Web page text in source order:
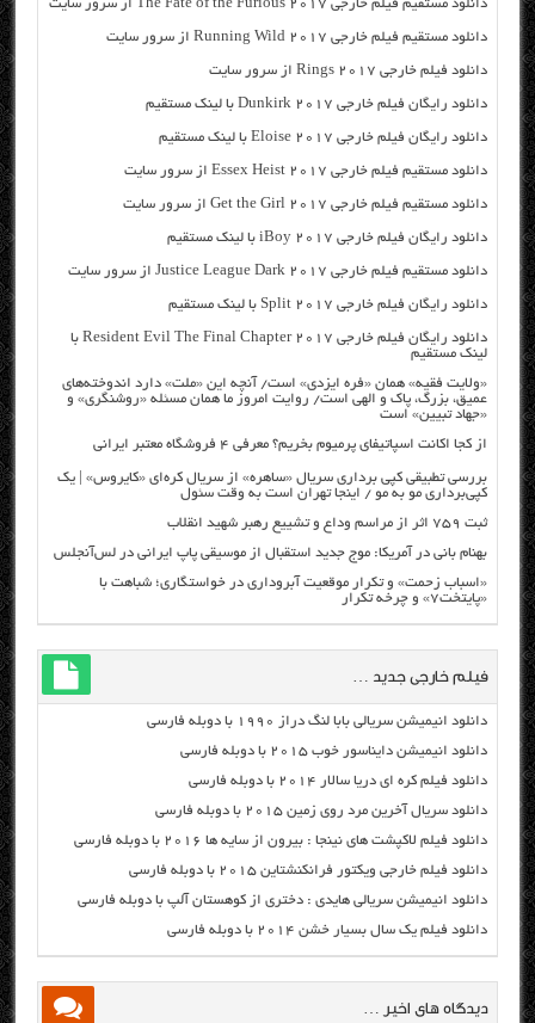
دانلود مستقیم فیلم خارجی The Fate of the Furious 2017 از سرور سایت
دانلود مستقیم فیلم خارجی Running Wild 2017 از سرور سایت
دانلود فیلم خارجی Rings 2017 از سرور سایت
دانلود رایگان فیلم خارجی Dunkirk 2017 با لینک مستقیم
دانلود رایگان فیلم خارجی Eloise 2017 با لینک مستقیم
دانلود مستقیم فیلم خارجی Essex Heist 2017 از سرور سایت
دانلود مستقیم فیلم خارجی Get the Girl 2017 از سرور سایت
دانلود رایگان فیلم خارجی iBoy 2017 با لینک مستقیم
دانلود مستقیم فیلم خارجی Justice League Dark 2017 از سرور سایت
دانلود رایگان فیلم خارجی Split 2017 با لینک مستقیم
دانلود رایگان فیلم خارجی Resident Evil The Final Chapter 2017 با
لینک مستقیم
«ولایت فقیه» همان «فره ایزدی» است/ آنچه این «ملت» دارد اندوخته‌های
عمیق، بزرگ، پاک و الهی است/ روایت امروز ما همان مسئله «روشنگری» و
«جهاد تبیین» است
از کجا اکانت اسپاتیفای پرمیوم بخریم؟ معرفی ۴ فروشگاه معتبر ایرانی
بررسی تطبیقی کپی برداری سریال «ساهره» از سریال کره‌ای «کایروس» | یک
کپی‌برداری مو به مو / اینجا تهران است به وقت سئول
ثبت ۷۵۹ اثر از مراسم وداع و تشییع رهبر شهید انقلاب
بهنام بانی در آمریکا: موج جدید استقبال از موسیقی پاپ ایرانی در لس‌آنجلس
«اسباب زحمت» و تکرار موقعیت آبروداری در خواستگاری؛ شباهت با
«پایتخت۷» و چرخه تکرار
فیلم خارجی جدید …
دانلود انیمیشن سریالی بابا لنگ دراز ۱۹۹۰ با دوبله فارسی
دانلود انیمیشن دایناسور خوب ۲۰۱۵ با دوبله فارسی
دانلود فیلم کره ای دریا سالار ۲۰۱۴ با دوبله فارسی
دانلود سریال آخرین مرد روی زمین ۲۰۱۵ با دوبله فارسی
دانلود فیلم لاکپشت های نینجا : بیرون از سایه ها ۲۰۱۶ با دوبله فارسی
دانلود فیلم خارجی ویکتور فرانکنشتاین ۲۰۱۵ با دوبله فارسی
دانلود انیمیشن سریالی هایدی : دختری از کوهستان آلپ با دوبله فارسی
دانلود فیلم یک سال بسیار خشن ۲۰۱۴ با دوبله فارسی
دیدگاه های اخیر …